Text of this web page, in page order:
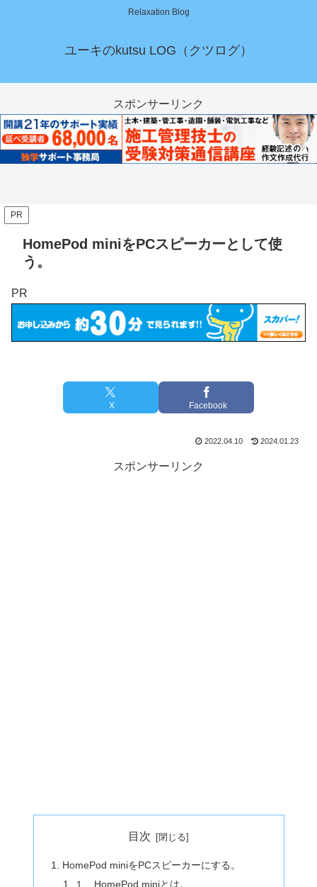
Relaxation Blog
ユーキのkutsu LOG（クツログ）
スポンサーリンク
PR
HomePod miniをPCスピーカーとして使
う。
PR
X Facebook
2022.04.10 2024.01.23
スポンサーリンク
目次
HomePod miniをPCスピーカーにする。
１、HomePod miniとは。